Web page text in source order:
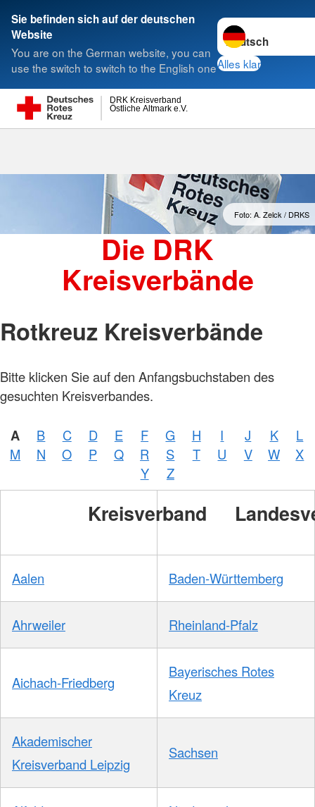
Sie befinden sich auf der deutschen
Website
You are on the German website, you can
use the switch to switch to the English one
Sprache wechseln
Alles klar
Östliche Altmark e.V.
DRK Kreisverband
Suche
Kreisverbände
Foto: A. Zelck / DRKS
Die DRK
Kreisverbände
Rotkreuz Kreisverbände
Bitte klicken Sie auf den Anfangsbuchstaben des
gesuchten Kreisverbandes.
A B C D E F G H I J K
L
M
N O P Q R S T U V W
X
Y
Z
Kreisverband
Aalen Baden-Württemberg
Ahrweiler Rheinland-Pfalz
Aichach-Friedberg
Bayerisches Rotes
Kreuz
Akademischer
Kreisverband Leipzig
Sachsen